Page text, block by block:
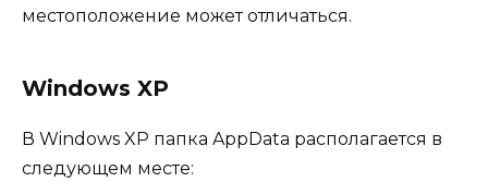
местоположение может отличаться.
Windows XP
В Windows XP папка AppData располагается в
следующем месте: